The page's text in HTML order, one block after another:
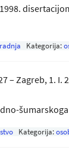
Kategorija:
– Zagreb, 1.
Kategorija: